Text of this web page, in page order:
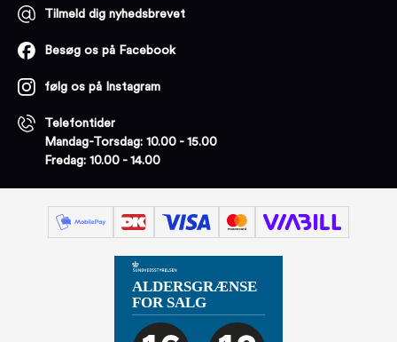
Tilmeld dig nyhedsbrevet
Besøg os på Facebook
følg os på Instagram
Telefontider
Mandag-Torsdag: 10.00 - 15.00
Fredag: 10.00 - 14.00